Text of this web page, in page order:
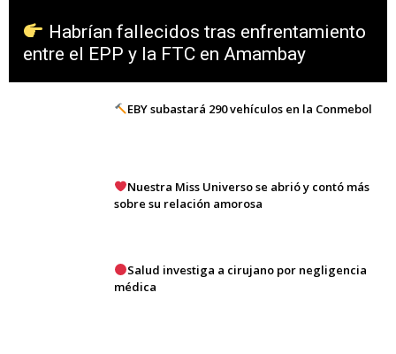
Habrían fallecidos tras enfrentamiento
entre el EPP y la FTC en Amambay
EBY subastará 290 vehículos en la Conmebol
Nuestra Miss Universo se abrió y contó más
sobre su relación amorosa
Salud investiga a cirujano por negligencia
médica